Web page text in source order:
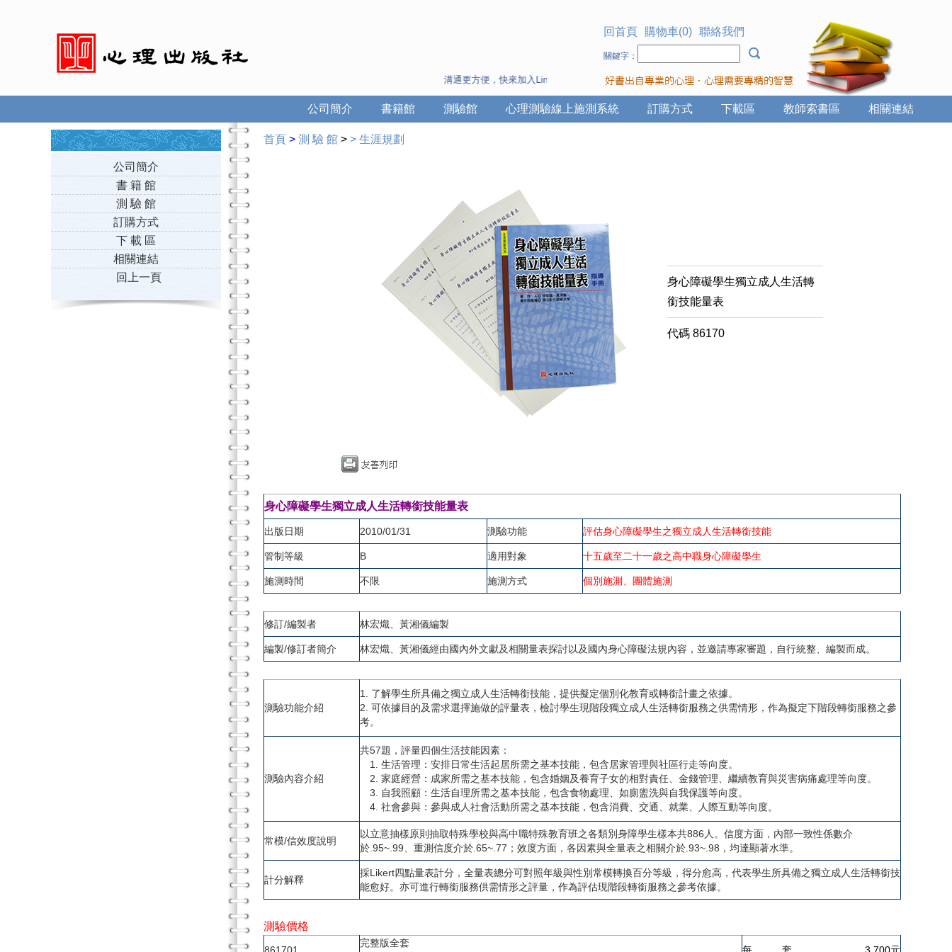
溝通更方便，快來加入Line 與 Wechat ~
回首頁 購物車(0) 聯絡我們
關鍵字：
相關連結
教師索書區
下載區
訂購方式
心理測驗線上施測系統
測驗館
書籍館
公司簡介
公司簡介
書 籍 館
測 驗 館
訂購方式
下 載 區
相關連結
回上一頁
首頁 > 測 驗 館 > > 生涯規劃
身心障礙學生獨立成人生活轉
銜技能量表
代碼 86170
身心障礙學生獨立成人生活轉銜技能量表
出版日期 2010/01/31 測驗功能 評估身心障礙學生之獨立成人生活轉銜技能
管制等級 B 適用對象 十五歲至二十一歲之高中職身心障礙學生
施測時間 不限 施測方式 個別施測、團體施測
修訂/編製者 林宏熾、黃湘儀編製
編製/修訂者簡介 林宏熾、黃湘儀經由國內外文獻及相關量表探討以及國內身心障礙法規內容，並邀請專家審題，自行統整、編製而成。
測驗功能介紹
1. 了解學生所具備之獨立成人生活轉銜技能，提供擬定個別化教育或轉銜計畫之依據。
2. 可依據目的及需求選擇施做的評量表，檢討學生現階段獨立成人生活轉銜服務之供需情形，作為擬定下階段轉銜服務之參
考。
測驗內容介紹
共57題，評量四個生活技能因素：
1. 生活管理：安排日常生活起居所需之基本技能，包含居家管理與社區行走等向度。
2. 家庭經營：成家所需之基本技能，包含婚姻及養育子女的相對責任、金錢管理、繼續教育與災害病痛處理等向度。
3. 自我照顧：生活自理所需之基本技能，包含食物處理、如廁盥洗與自我保護等向度。
4. 社會參與：參與成人社會活動所需之基本技能，包含消費、交通、就業、人際互動等向度。
常模/信效度說明
以立意抽樣原則抽取特殊學校與高中職特殊教育班之各類別身障學生樣本共886人。信度方面，內部一致性係數介
於.95~.99、重測信度介於.65~.77；效度方面，各因素與全量表之相關介於.93~.98，均達顯著水準。
計分解釋
採Likert四點量表計分，全量表總分可對照年級與性別常模轉換百分等級，得分愈高，代表學生所具備之獨立成人生活轉銜技
能愈好。亦可進行轉銜服務供需情形之評量，作為評估現階段轉銜服務之參考依據。
測驗價格
完整版全套